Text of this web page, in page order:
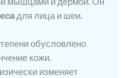
для лица и шеи.
обусловлено
кожи.
изменяет